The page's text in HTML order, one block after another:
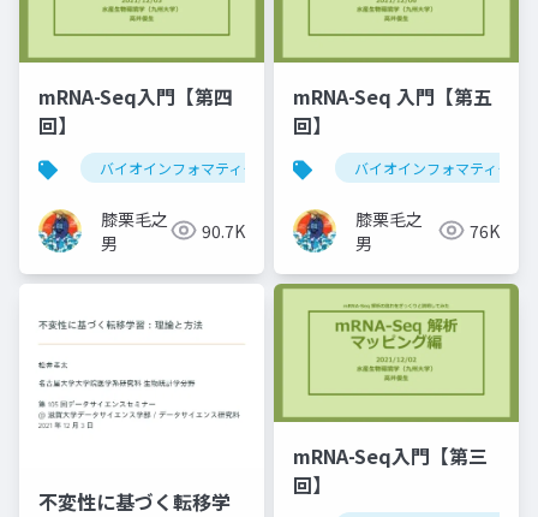
mRNA-Seq入門【第四
回】
バイオインフォマティクス mrna-seq edger
膝栗毛之
男
90.7K
mRNA-Seq 入門【第五
回】
バイオインフォマティクス
膝栗毛之
男
76K
不変性に基づく転移学
mRNA-Seq入門【第三
回】